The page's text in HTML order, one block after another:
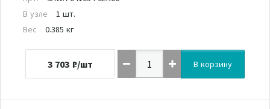
В узле
1 шт.
Вес
0.385 кг
3 703 ₽/шт В корзину